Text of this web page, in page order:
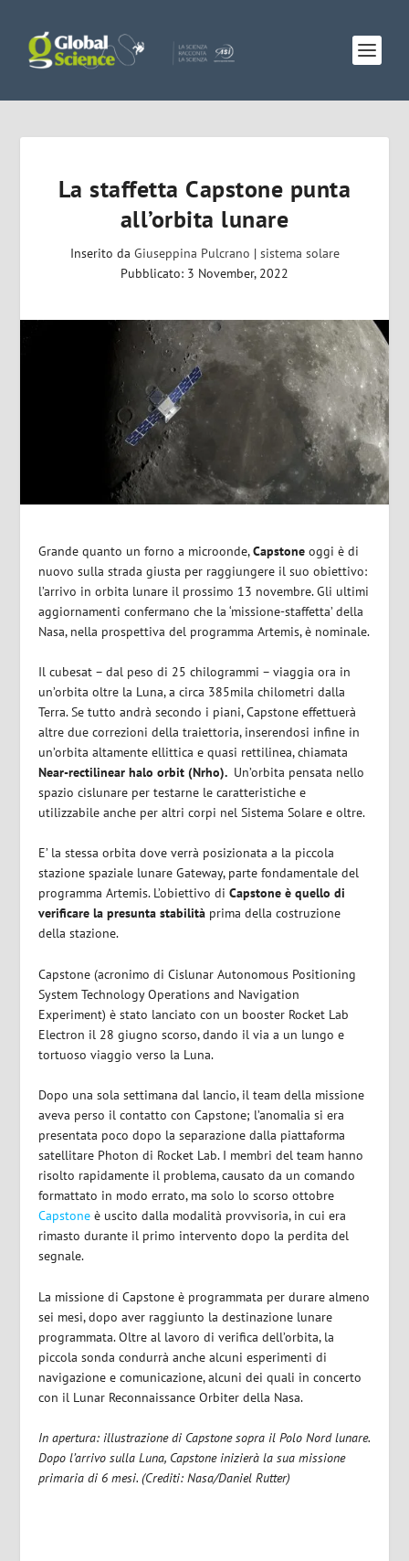
La staffetta Capstone punta
all’orbita lunare
Inserito da Giuseppina Pulcrano | sistema solare
Pubblicato: 3 November, 2022
Grande quanto un forno a microonde,Capstone oggi è di
nuovo sulla strada giusta per raggiungere il suo obiettivo:
l’arrivo in orbita lunare il prossimo 13 novembre. Gli ultimi
aggiornamenti confermano che la ‘missione-staffetta’ della
Nasa, nella prospettiva del programma Artemis, è nominale.
Il cubesat – dal peso di 25 chilogrammi – viaggia ora in
un’orbita oltre la Luna, a circa 385mila chilometri dalla
Terra. Se tutto andrà secondo i piani, Capstone effettuerà
altre due correzioni della traiettoria, inserendosi infine in
un’orbita altamente ellittica e quasi rettilinea, chiamata
Near-rectilinear halo orbit (Nrho). Un’orbita pensata nello
spazio cislunare per testarne le caratteristiche e
utilizzabile anche per altri corpi nel Sistema Solare e oltre.
E’ la stessa orbita dove verrà posizionata a la piccola
stazione spaziale lunare Gateway, parte fondamentale del
programma Artemis. L’obiettivo diCapstone è quello di
verificare la presunta stabilità prima della costruzione
della stazione.
Capstone (acronimo di Cislunar Autonomous Positioning
System Technology Operations and Navigation
Experiment) è stato lanciato con un booster Rocket Lab
Electron il 28 giugno scorso, dando il via a un lungo e
tortuoso viaggio verso la Luna.
Dopo una sola settimana dal lancio, il team della missione
aveva perso il contatto con Capstone; l’anomalia si era
presentata poco dopo la separazione dalla piattaforma
satellitare Photon di Rocket Lab. I membri del team hanno
risolto rapidamente il problema, causato da un comando
formattato in modo errato, ma solo lo scorso ottobre
Capstone è uscito dalla modalità provvisoria, in cui era
rimasto durante il primo intervento dopo la perdita del
segnale.
La missione di Capstone è programmata per durare almeno
sei mesi, dopo aver raggiunto la destinazione lunare
programmata. Oltre al lavoro di verifica dell’orbita, la
piccola sonda condurrà anche alcuni esperimenti di
navigazione e comunicazione, alcuni dei quali in concerto
con il Lunar Reconnaissance Orbiter della Nasa.
In apertura: illustrazione di Capstone sopra il Polo Nord lunare.
Dopo l’arrivo sulla Luna, Capstone inizierà la sua missione
primaria di 6 mesi. (Crediti: Nasa/Daniel Rutter)